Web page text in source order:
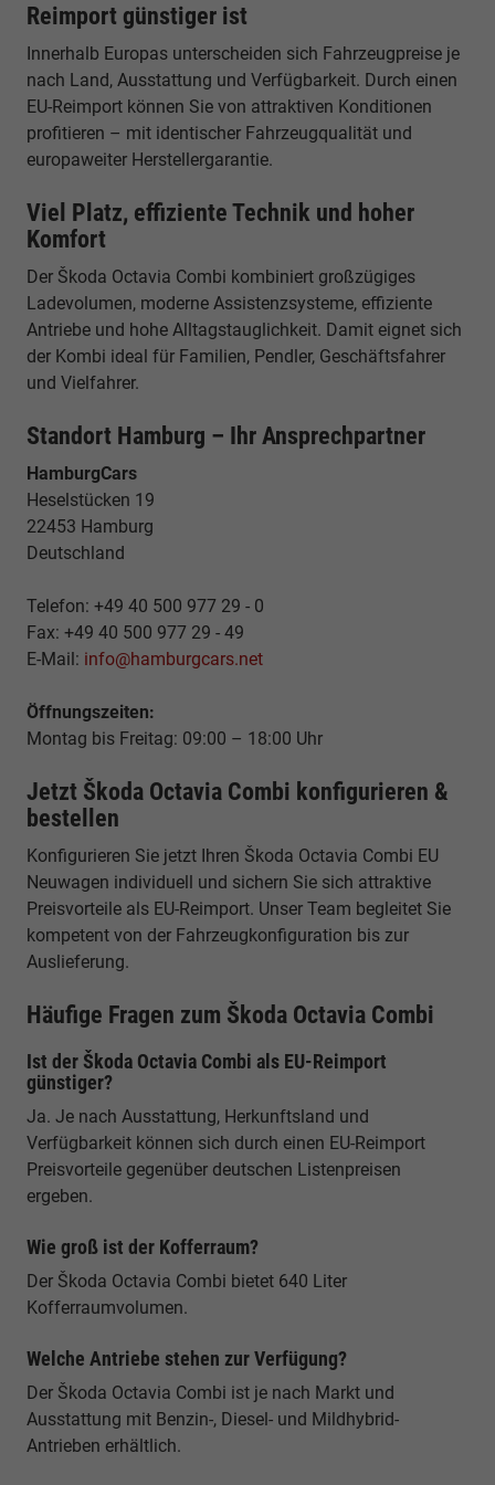
Reimport günstiger ist
Innerhalb Europas unterscheiden sich Fahrzeugpreise je
nach Land, Ausstattung und Verfügbarkeit. Durch einen
EU-Reimport können Sie von attraktiven Konditionen
profitieren – mit identischer Fahrzeugqualität und
europaweiter Herstellergarantie.
Viel Platz, effiziente Technik und hoher
Komfort
Der Škoda Octavia Combi kombiniert großzügiges
Ladevolumen, moderne Assistenzsysteme, effiziente
Antriebe und hohe Alltagstauglichkeit. Damit eignet sich
der Kombi ideal für Familien, Pendler, Geschäftsfahrer
und Vielfahrer.
Standort Hamburg – Ihr Ansprechpartner
HamburgCars
Heselstücken 19
22453 Hamburg
Deutschland
Telefon: +49 40 500 977 29 - 0
Fax: +49 40 500 977 29 - 49
E-Mail: info@hamburgcars.net
Öffnungszeiten:
Montag bis Freitag: 09:00 – 18:00 Uhr
Jetzt Škoda Octavia Combi konfigurieren &
bestellen
Konfigurieren Sie jetzt Ihren Škoda Octavia Combi EU
Neuwagen individuell und sichern Sie sich attraktive
Preisvorteile als EU-Reimport. Unser Team begleitet Sie
kompetent von der Fahrzeugkonfiguration bis zur
Auslieferung.
Häufige Fragen zum Škoda Octavia Combi
Ist der Škoda Octavia Combi als EU-Reimport
günstiger?
Ja. Je nach Ausstattung, Herkunftsland und
Verfügbarkeit können sich durch einen EU-Reimport
Preisvorteile gegenüber deutschen Listenpreisen
ergeben.
Wie groß ist der Kofferraum?
Der Škoda Octavia Combi bietet 640 Liter
Kofferraumvolumen.
Welche Antriebe stehen zur Verfügung?
Der Škoda Octavia Combi ist je nach Markt und
Ausstattung mit Benzin-, Diesel- und Mildhybrid-
Antrieben erhältlich.